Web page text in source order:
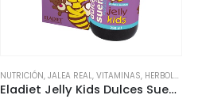
,INFANTIL,JARABES INFANTILES
NUTRICIÓN,JALEA REAL,VITAMINAS, HERBOLARIO
Eladiet Jelly Kids Dulces Sueños 250ml